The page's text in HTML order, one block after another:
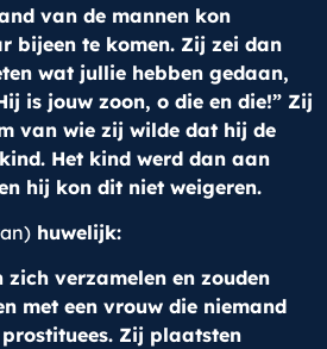
van de mannen kon
bijeen te komen. Zij zei dan
wat jullie hebben gedaan,
is jouw zoon, o die en die!” Zij
van wie zij wilde dat hij de
Het kind werd dan aan
hij kon dit niet weigeren.
huwelijk:
zich verzamelen en zouden
met een vrouw die niemand
Zij plaatsten